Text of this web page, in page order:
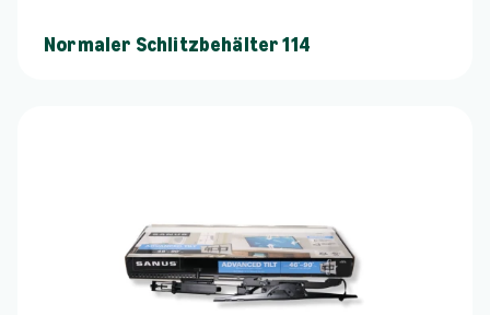
Normaler Schlitzbehälter 114